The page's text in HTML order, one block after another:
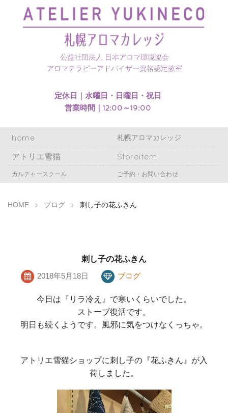
公益社団法人 日本アロマ環境協会
アロマテラピーアドバイザー資格認定教室
札幌アロマカレッジのホームページを開設いたしまし
た
定休日｜水曜日・日曜日・祝日
営業時間｜12:00～19:00
home 札幌アロマカレッジ
アトリエ雪猫 Storeitem
カルチャースクール ご予約・お問い合わせ
HOME ブログ 刺し子の花ふきん
刺し子の花ふきん
2018年5月18日
ブログ
今日は『リラ冷え』で寒いくらいでした。
ストーブ復活です。
明日も続くようです。風邪に気をつけなくっちゃ。
アトリエ雪猫ショップに刺し子の『花ふきん』が入
荷しました。